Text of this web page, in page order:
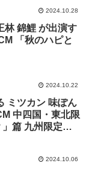
2024.10.28
林 錦鯉 が出演す
「秋のハピと
2024.10.22
ミツカン 味ぽん
限
篇 九州限定
2024.10.06